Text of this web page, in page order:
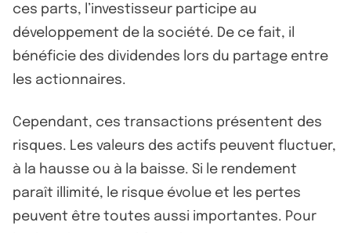
ces parts, l’investisseur participe au
développement de la société. De ce fait, il
bénéficie des dividendes lors du partage entre
les actionnaires.
Cependant, ces transactions présentent des
risques. Les valeurs des actifs peuvent fluctuer,
à la hausse ou à la baisse. Si le rendement
paraît illimité, le risque évolue et les pertes
peuvent être toutes aussi importantes. Pour